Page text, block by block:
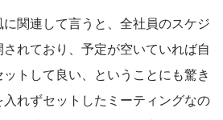
関連して言うと、全社員のスケジ
れており、予定が空いていれば自
トして良い、ということにも驚き
れずセットしたミーティングなの